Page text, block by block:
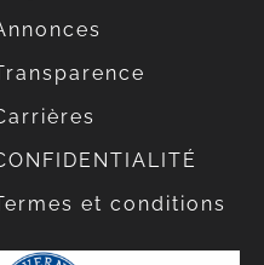
et conditions